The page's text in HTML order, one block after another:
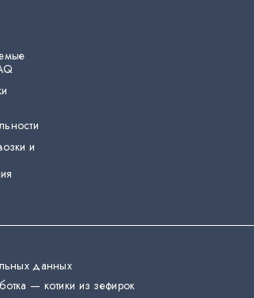
и
данных
— котики из зефирок